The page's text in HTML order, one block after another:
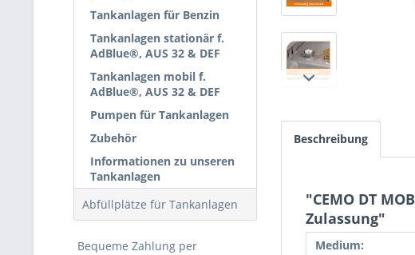
Tankanlagen für Benzin
Tankanlagen stationär f.
AdBlue®, AUS 32 & DEF
Tankanlagen mobil f.
AdBlue®, AUS 32 & DEF
Pumpen für Tankanlagen
Zubehör
Informationen zu unseren
Tankanlagen
Abfüllplätze für Tankanlagen
Bequeme Zahlung per
Beschreibung
"CEMO DT
Zulassung"
Medium: